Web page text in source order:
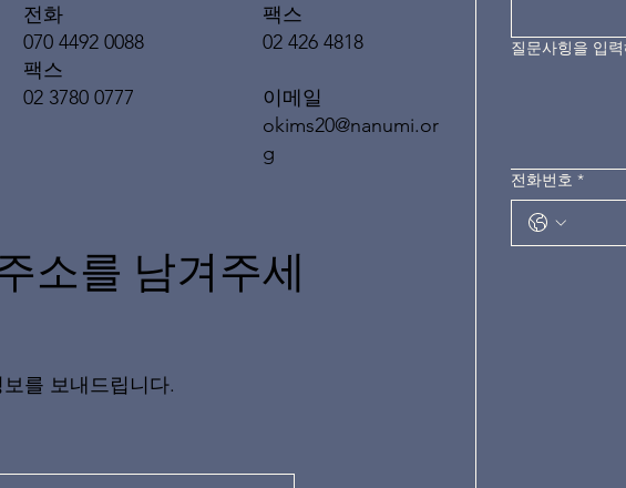
전화
070 4492 0088
팩스
02 3780 0777
팩스
02 426 4818
이메일
okims20@nanumi.or
g
소를 남겨주세
를 보내드립니다.
질문사힝을 입
전화번호 *